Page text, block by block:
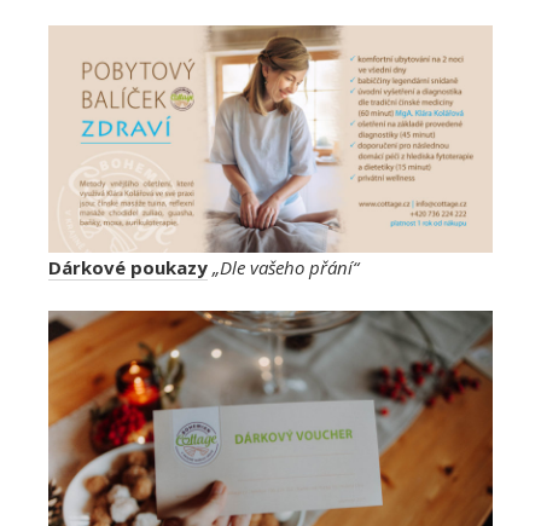
Dárkové poukazy „Dle vašeho přání“